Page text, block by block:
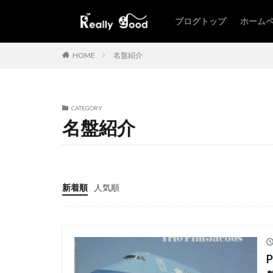
ブログトップ ホーム
HOME 名盤紹介
CATEGORY
名盤紹介
新着順 人気順